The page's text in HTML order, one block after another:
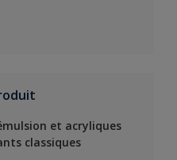
et acryliques
classiques